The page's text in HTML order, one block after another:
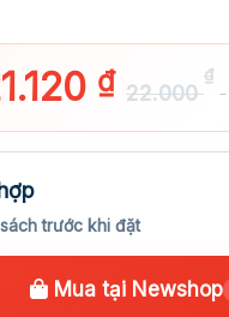
₫ 22.000
₫
trước khi đặt
Mua tại Newshop